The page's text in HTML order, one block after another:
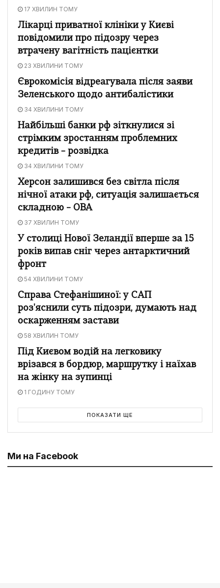
17 ХВИЛИН ТОМУ
Лікарці приватної клініки у Києві
повідомили про підозру через
втрачену вагітність пацієнтки
23 ХВИЛИНИ ТОМУ
Єврокомісія відреагувала після заяви
Зеленського щодо антибалістики
34 ХВИЛИНИ ТОМУ
Найбільші банки рф зіткнулися зі
стрімким зростанням проблемних
кредитів – розвідка
34 ХВИЛИНИ ТОМУ
Херсон залишився без світла після
нічної атаки рф, ситуація залишається
складною – ОВА
37 ХВИЛИН ТОМУ
У столиці Нової Зеландії вперше за 15
років випав сніг через антарктичний
фронт
54 ХВИЛИНИ ТОМУ
Справа Стефанішиної: у САП
роз'яснили суть підозри, думають над
оскарженням застави
58 ХВИЛИН ТОМУ
Під Києвом водій на легковику
врізався в бордюр, маршрутку і наїхав
на жінку на зупинці
1 ГОДИНУ ТОМУ
ПОКАЗАТИ ЩЕ
Ми на Facebook